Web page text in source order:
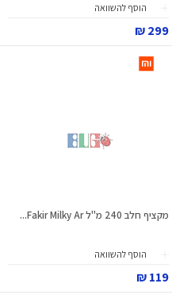
הוסף להשוואה
299 ₪
מקציף חלב 240 מ"ל Fakir Milky Ar...
הוסף להשוואה
119 ₪